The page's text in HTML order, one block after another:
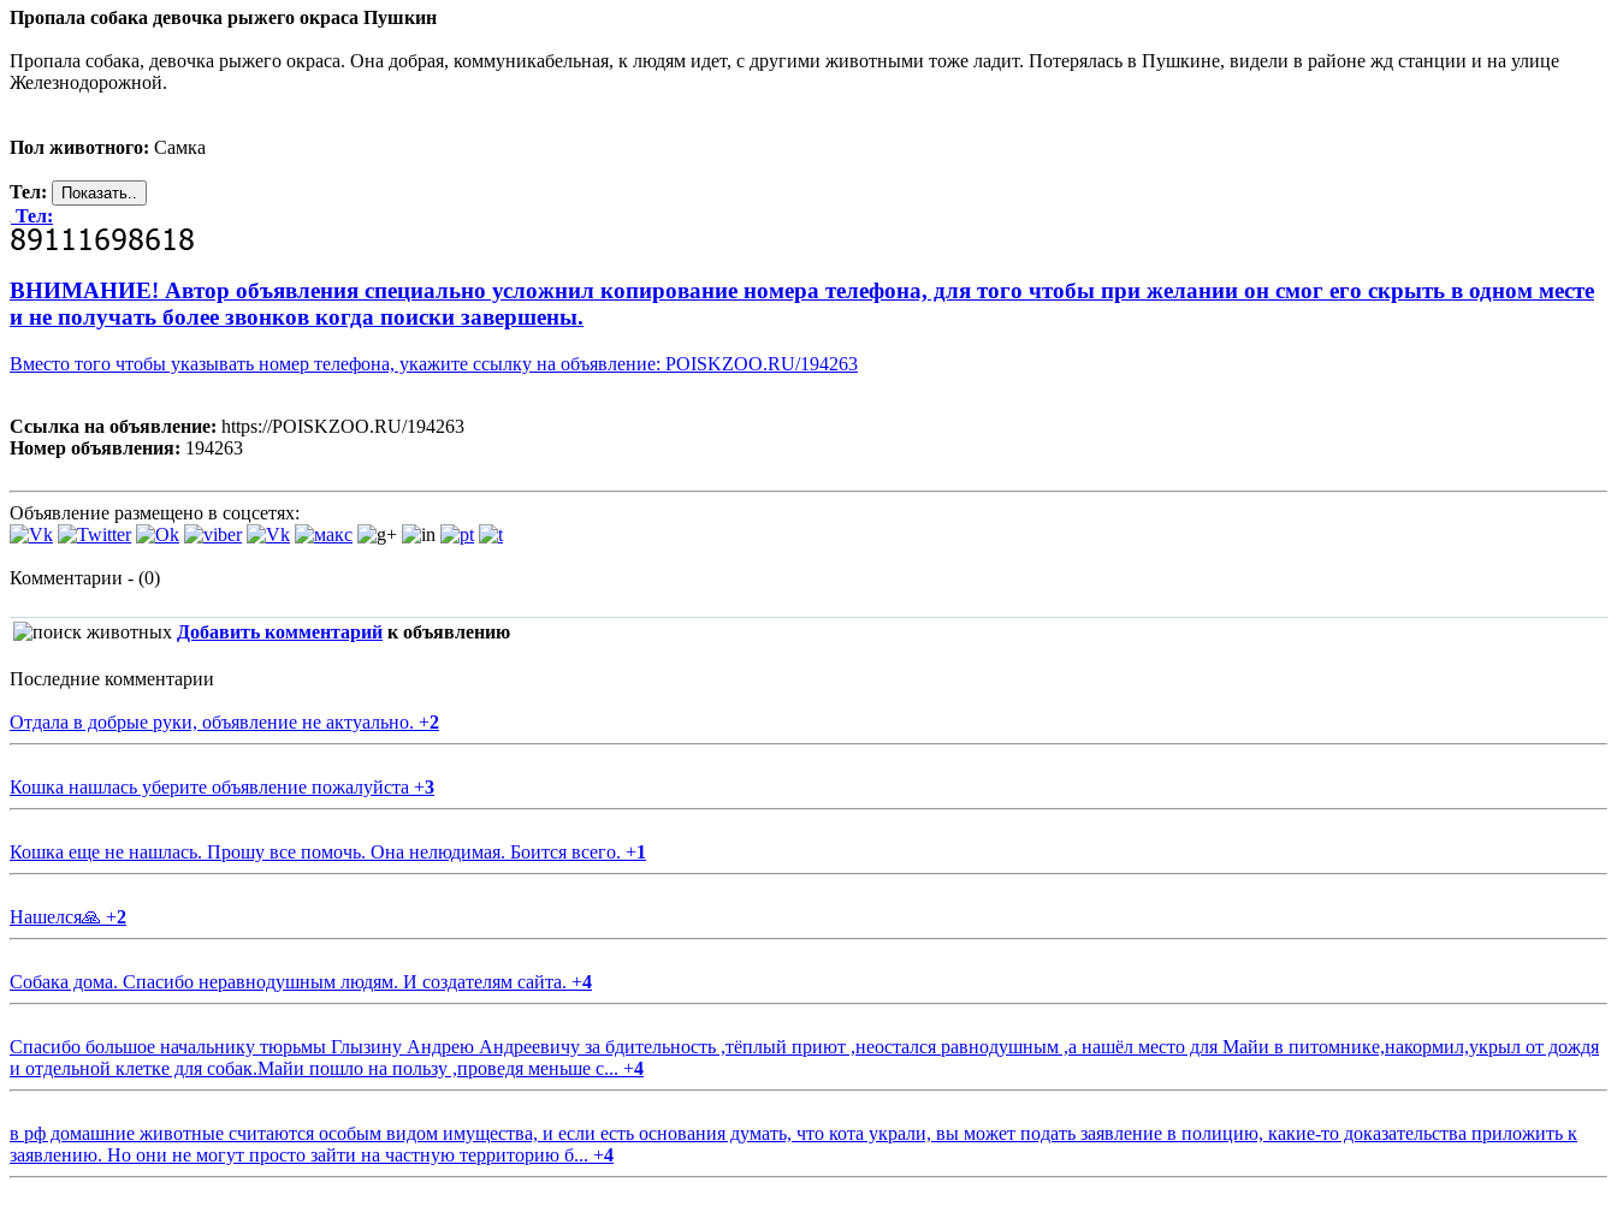
Пропала собака девочка рыжего окраса Пушкин
Пропала собака, девочка рыжего окраса. Она добрая, коммуникабельная, к людям идет, с другими животными тоже ладит. Потерялась в Пушкине, видели в районе жд станции и на улице
Железнодорожной.
Пол животного: Самка
Тел:
Тел:
ВНИМАНИЕ! Автор объявления специально усложнил копирование номера телефона, для того чтобы при желании он смог его скрыть в одном месте
и не получать более звонков когда поиски завершены.
Вместо того чтобы указывать номер телефона, укажите ссылку на объявление: POISKZOO.RU/194263
Ссылка на объявление: https://POISKZOO.RU/194263
Номер объявления: 194263
Объявление размещено в соцсетях:
Комментарии - (0)
Добавить комментарий к объявлению
Последние комментарии
Отдала в добрые руки, объявление не актуально. +2
Кошка нашлась уберите объявление пожалуйста +3
Кошка еще не нашлась. Прошу все помочь. Она нелюдимая. Боится всего. +1
Нашелся🙏 +2
Собака дома. Спасибо неравнодушным людям. И создателям сайта. +4
Спасибо большое начальнику тюрьмы Глызину Андрею Андреевичу за бдительность ,тёплый приют ,неостался равнодушным ,а нашёл место для Майи в питомнике,накормил,укрыл от дождя
и отдельной клетке для собак.Майи пошло на пользу ,проведя меньше с... +4
в рф домашние животные считаются особым видом имущества, и если есть основания думать, что кота украли, вы может подать заявление в полицию, какие-то доказательства приложить к
заявлению. Но они не могут просто зайти на частную территорию б... +4